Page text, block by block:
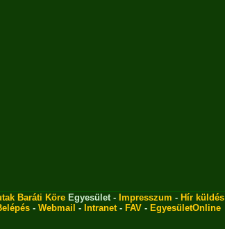
Baráti Köre Egyesület - Impresszum - Hír küldés
- Webmail - Intranet- FAV - EgyesületOnline